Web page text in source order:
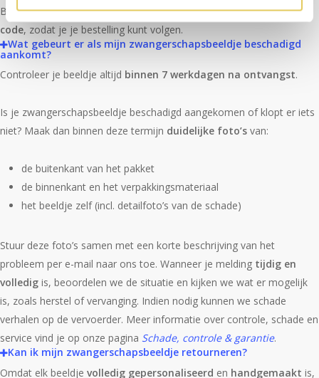
Baby Buikje klaar is, ontvang je een bericht met eentrack & trace-
code, zodat je je bestelling kunt volgen.
Wat gebeurt er als mijn zwangerschapsbeeldje beschadigd
aankomt?
Controleer je beeldje altijd binnen 7 werkdagen na ontvangst.
Is je zwangerschapsbeeldje beschadigd aangekomen of klopt er iets
niet? Maak dan binnen deze termijn duidelijke foto’s van:
de buitenkant van het pakket
de binnenkant en het verpakkingsmateriaal
het beeldje zelf (incl. detailfoto’s van de schade)
Stuur deze foto’s samen met een korte beschrijving van het
probleem per e-mail naar ons toe. Wanneer je melding tijdig en
volledig is, beoordelen we de situatie en kijken we wat er mogelijk
is, zoals herstel of vervanging. Indien nodig kunnen we schade
verhalen op de vervoerder. Meer informatie over controle, schade en
service vind je op onze pagina Schade, controle & garantie.
Kan ik mijn zwangerschapsbeeldje retourneren?
Omdat elk beeldjevolledig gepersonaliseerd en handgemaakt is,